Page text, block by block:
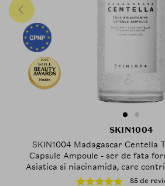
2025
Finalist
SKIN1004
SKIN1004 Madagascar Centella
Capsule Ampoule - ser de fata
Asiatica si niacinamida, care
si uniformizarea tenului
85 de